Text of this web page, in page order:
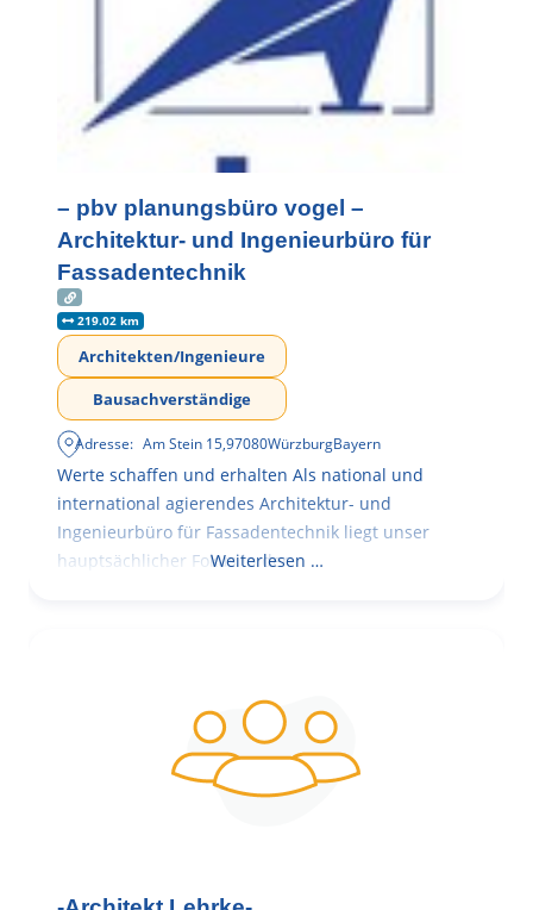
– pbv planungsbüro vogel –
Architektur- und Ingenieurbüro für
Fassadentechnik
219.02 km
Architekten/Ingenieure
Bausachverständige
Adresse: Am Stein 15,97080WürzburgBayern
Werte schaffen und erhalten Als national und
international agierendes Architektur- und
Ingenieurbüro für Fassadentechnik liegt unser
hauptsächlicher Fokus in der
Weiterlesen …